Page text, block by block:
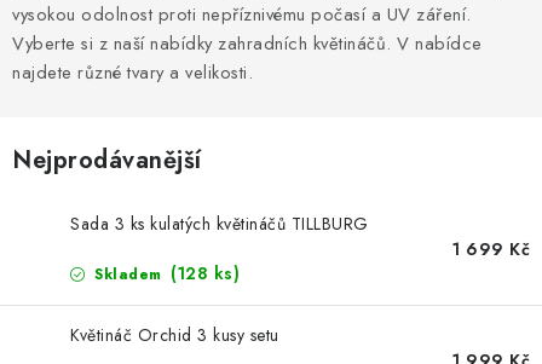
LEHÁTKA
POLSTRY
DOPLŇKY
GRILY
VÝPRODEJ
vysokou odolnost proti nepříznivému počasí a UV záření.
Vyberte si z naší nabídky zahradních květináčů. V nabídce
najdete různé tvary a velikosti.
Nejprodávanější
Sada 3 ks kulatých květináčů TILLBURG
Skladem (128 ks)
1 699 Kč
Květináč Orchid 3 kusy setu